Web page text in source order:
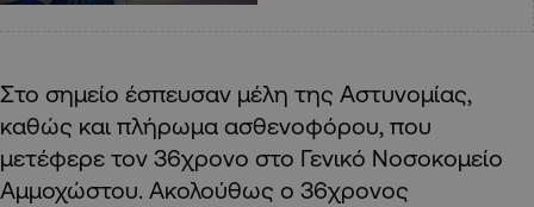
Στο σημείο έσπευσαν μέλη της Αστυνομίας,
καθώς και πλήρωμα ασθενοφόρου, που
μετέφερε τον 36χρονο στο Γενικό Νοσοκομείο
Αμμοχώστου. Ακολούθως ο 36χρονος